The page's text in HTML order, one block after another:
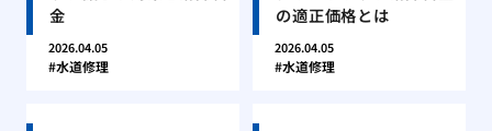
金
2026.04.05
水道修理
の適正価格とは
2026.04.05
水道修理